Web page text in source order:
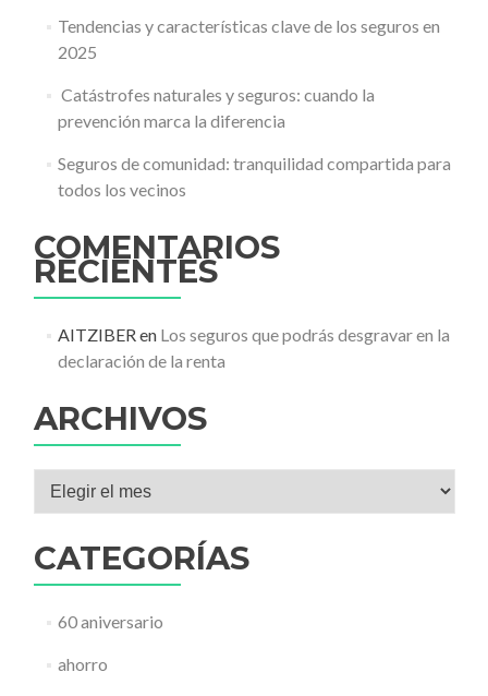
Tendencias y características clave de los seguros en
2025
️ Catástrofes naturales y seguros: cuando la
prevención marca la diferencia
Seguros de comunidad: tranquilidad compartida para
todos los vecinos
COMENTARIOS
RECIENTES
AITZIBERen Los seguros que podrás desgravar en la
declaración de la renta
ARCHIVOS
Archivos
CATEGORÍAS
60 aniversario
ahorro